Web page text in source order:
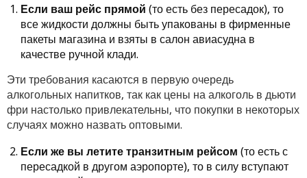
Если ваш рейс прямой (то есть без пересадок), то
все жидкости должны быть упакованы в фирменные
пакеты магазина и взяты в салон авиасудна в
качестве ручной клади.
Эти требования касаются в первую очередь
алкогольных напитков, так как цены на алкоголь в дьюти
фри настолько привлекательны, что покупки в некоторых
случаях можно назвать оптовыми.
Если же вы летите транзитным рейсом (то есть с
пересадкой в другом аэропорте), то в силу вступают